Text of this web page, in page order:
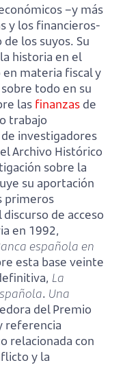
–y más
y los financieros-
los suyos. Su
historia en el
materia fiscal y
todo en su
las finanzas de
trabajo
investigadores
Archivo Histórico
sobre la
su aportación
primeros
de acceso
en 1992,
española en
esta base veinte
La
. Una
del Premio
referencia
relacionada con
y la